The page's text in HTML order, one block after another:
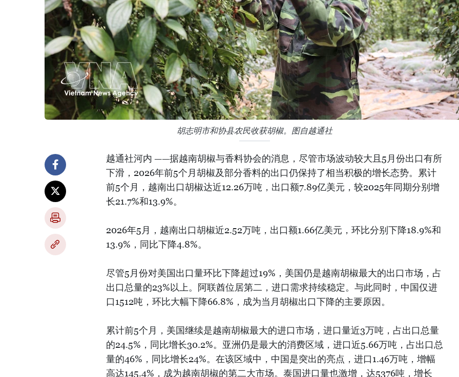
胡志明市和协县农民收获胡椒。图自越通社
越通社河内 ——据越南胡椒与香料协会的消息，尽管市场波动较大且5月份出口有所
下滑，2026年前5个月胡椒及部分香料的出口仍保持了相当积极的增长态势。累计
前5个月，越南出口胡椒达近12.26万吨，出口额7.89亿美元，较2025年同期分别增
长21.7%和13.9%。
2026年5月，越南出口胡椒近2.52万吨，出口额1.66亿美元，环比分别下降18.9%和
13.9%，同比下降4.8%。
尽管5月份对美国出口量环比下降超过19%，美国仍是越南胡椒最大的出口市场，占
出口总量的23%以上。阿联酋位居第二，进口需求持续稳定。与此同时，中国仅进
口1512吨，环比大幅下降66.8%，成为当月胡椒出口下降的主要原因。
累计前5个月，美国继续是越南胡椒最大的进口市场，进口量近3万吨，占出口总量
的24.5%，同比增长30.2%。亚洲仍是最大的消费区域，进口近5.66万吨，占出口总
量的46%，同比增长24%。在该区域中，中国是突出的亮点，进口1.46万吨，增幅
高达145.4%，成为越南胡椒的第二大市场。泰国进口量也激增，达5376吨，增长